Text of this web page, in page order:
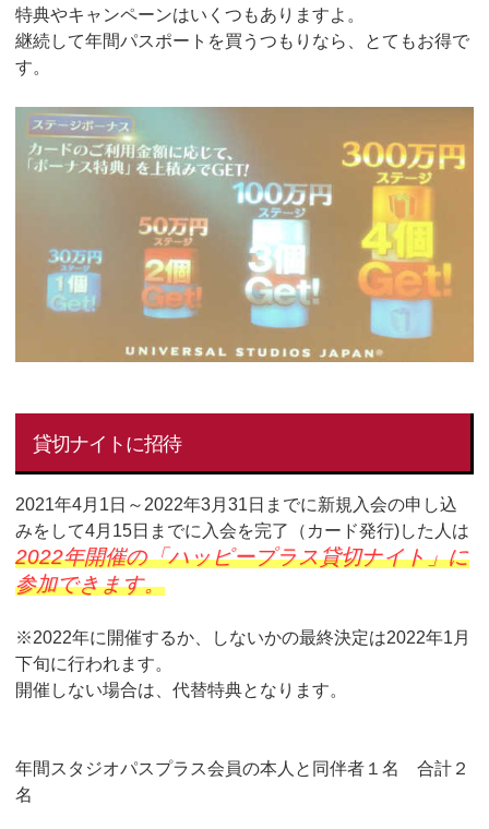
特典やキャンペーンはいくつもありますよ。
継続して年間パスポートを買うつもりなら、とてもお得で
す。
貸切ナイトに招待
2021年4月1日～2022年3月31日までに新規入会の申し込
みをして4月15日までに入会を完了（カード発行)した人は
2022年開催の「ハッピープラス貸切ナイト」に
参加できます。
※2022年に開催するか、しないかの最終決定は2022年1月
下旬に行われます。
開催しない場合は、代替特典となります。
年間スタジオパスプラス会員の本人と同伴者１名 合計２
名